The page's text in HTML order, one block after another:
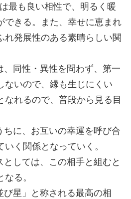
最も良い相性で、明るく暖
できる。また、幸せに恵まれ
れ発展性のある素晴らしい関
、同性・異性を問わず、第一
ないので、縁も生じにくい
なれるので、普段から見る目
ちに、お互いの幸運を呼び合
く関係となっていく。
しては、この相手と組むと
る。
星」と称される最高の相